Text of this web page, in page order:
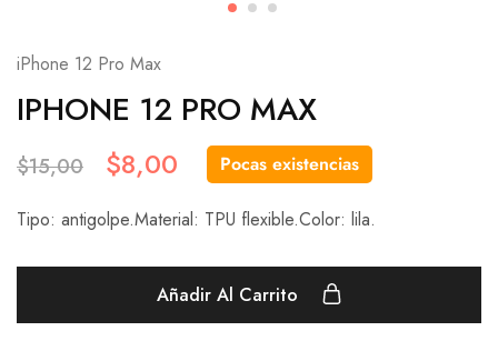
iPhone 12 Pro Max
IPHONE 12 PRO MAX
$15,00 $8,00 Pocas existencias
Tipo: antigolpe.Material: TPU flexible.Color: lila.
Añadir Al Carrito